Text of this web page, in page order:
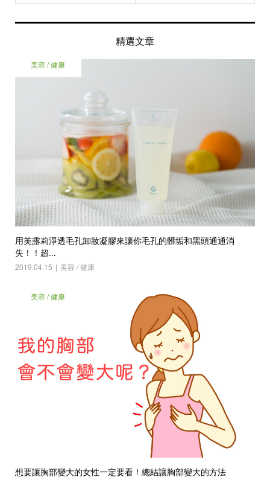
精選文章
美容 / 健康
用芙露莉淨透毛孔卸妝凝膠來讓你毛孔的髒垢和黑頭通通消
失！！超...
2019.04.15 美容 / 健康
美容 / 健康
想要讓胸部變大的女性一定要看！總結讓胸部變大的方法